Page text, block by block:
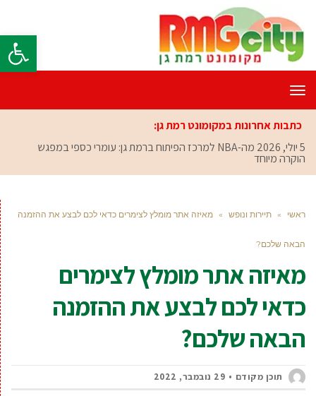
פתח
תפריט
כתבות אחרונות במקומונט רמת גן:
5 יולי, 2026
מה-NBA למרכז הפיתוח ברמת גן: עומרי כספי במפגש
הוקרה מיוחד
ראשי » תיירות ונופש » מאיזה אתר מומלץ לצימרים כדאי לכם לבצע את ההזמנה
הבאה שלכם?
מאיזה אתר מומלץ לצימרים
כדאי לכם לבצע את ההזמנה
הבאה שלכם?
תוכן מקודם 29 נובמבר, 2022